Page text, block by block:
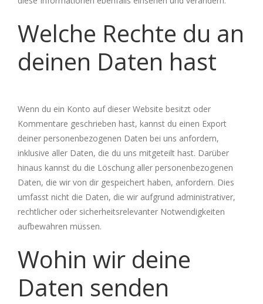
Welche Rechte du an
deinen Daten hast
Wenn du ein Konto auf dieser Website besitzt oder
Kommentare geschrieben hast, kannst du einen Export
deiner personenbezogenen Daten bei uns anfordern,
inklusive aller Daten, die du uns mitgeteilt hast. Darüber
hinaus kannst du die Löschung aller personenbezogenen
Daten, die wir von dir gespeichert haben, anfordern. Dies
umfasst nicht die Daten, die wir aufgrund administrativer,
rechtlicher oder sicherheitsrelevanter Notwendigkeiten
aufbewahren müssen.
Wohin wir deine
Daten senden